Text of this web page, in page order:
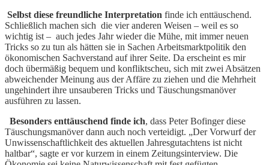
Selbst diese freundliche Interpretation finde ich enttäuschend.
Schließlich machen sich die vier anderen Weisen – weil es so
wichtig ist – auch jedes Jahr wieder die Mühe, mit immer neuen
Tricks so zu tun als hätten sie in Sachen Arbeitsmarktpolitik den
ökonomischen Sachverstand auf ihrer Seite. Da erscheint es mir
doch übermäßig bequem und konfliktscheu, sich mit zwei Absätzen
abweichender Meinung aus der Affäre zu ziehen und die Mehrheit
ungehindert ihre unsauberen Tricks und Täuschungsmanöver
ausführen zu lassen.
Besonders enttäuschend finde ich, dass Peter Bofinger diese
Täuschungsmanöver dann auch noch verteidigt. „Der Vorwurf der
Unwissenschaftlichkeit des aktuellen Jahresgutachtens ist nicht
haltbar“, sagte er vor kurzem in einem Zeitungsinterview. Die